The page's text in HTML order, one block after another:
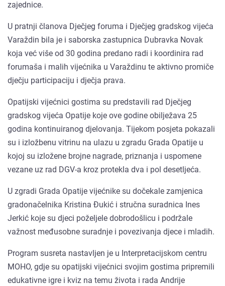
zajednice.
U pratnji članova Dječjeg foruma i Dječjeg gradskog vijeća
Varaždin bila je i saborska zastupnica Dubravka Novak
koja već više od 30 godina predano radi i koordinira rad
forumaša i malih vijećnika u Varaždinu te aktivno promiče
dječju participaciju i dječja prava.
Opatijski vijećnici gostima su predstavili rad Dječjeg
gradskog vijeća Opatije koje ove godine obilježava 25
godina kontinuiranog djelovanja. Tijekom posjeta pokazali
su i izložbenu vitrinu na ulazu u zgradu Grada Opatije u
kojoj su izložene brojne nagrade, priznanja i uspomene
vezane uz rad DGV-a kroz protekla dva i pol desetljeća.
U zgradi Grada Opatije vijećnike su dočekale zamjenica
gradonačelnika Kristina Đukić i stručna suradnica Ines
Jerkić koje su djeci poželjele dobrodošlicu i podržale
važnost međusobne suradnje i povezivanja djece i mladih.
Program susreta nastavljen je u Interpretacijskom centru
MOHO, gdje su opatijski vijećnici svojim gostima pripremili
edukativne igre i kviz na temu života i rada Andrije